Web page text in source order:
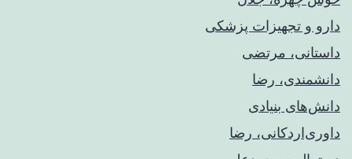
دارو و تجهیزات پزشکی
داستانی، مرتضی
دانشمندی، رضا
دانش‌های بنیادی
داوری‌اردکانی، رضا